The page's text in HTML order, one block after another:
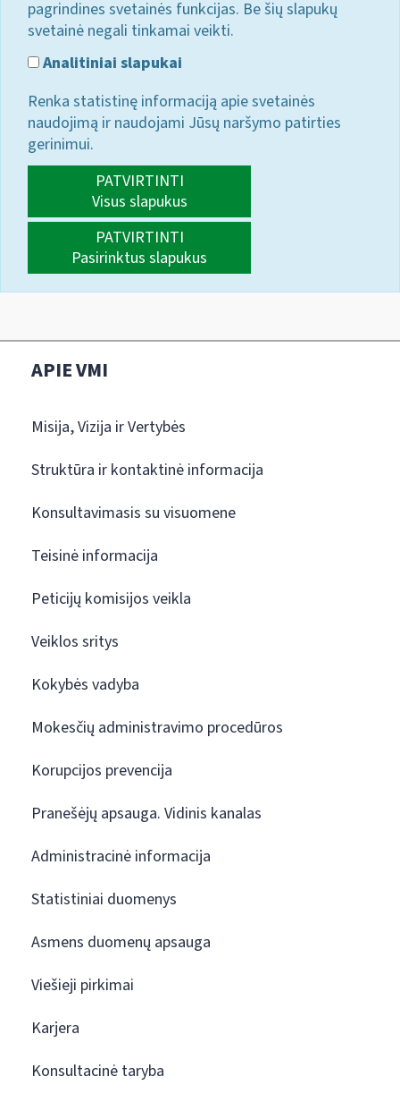
pagrindines svetainės funkcijas. Be šių slapukų
svetainė negali tinkamai veikti.
Analitiniai slapukai
Renka statistinę informaciją apie svetainės
naudojimą ir naudojami Jūsų naršymo patirties
gerinimui.
PATVIRTINTI
Visus slapukus
PATVIRTINTI
Pasirinktus slapukus
APIE VMI
Misija, Vizija ir Vertybės
Struktūra ir kontaktinė informacija
Konsultavimasis su visuomene
Teisinė informacija
Peticijų komisijos veikla
Veiklos sritys
Kokybės vadyba
Mokesčių administravimo procedūros
Korupcijos prevencija
Pranešėjų apsauga. Vidinis kanalas
Administracinė informacija
Statistiniai duomenys
Asmens duomenų apsauga
Viešieji pirkimai
Karjera
Konsultacinė taryba